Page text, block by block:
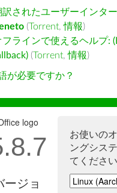
訳されたユーザーインタ
(Torrent,情報)
フラインで使えるヘルプ:
(Torrent,情報)
が必要ですか？
お使いの
ングシス
てくださ
ージョ